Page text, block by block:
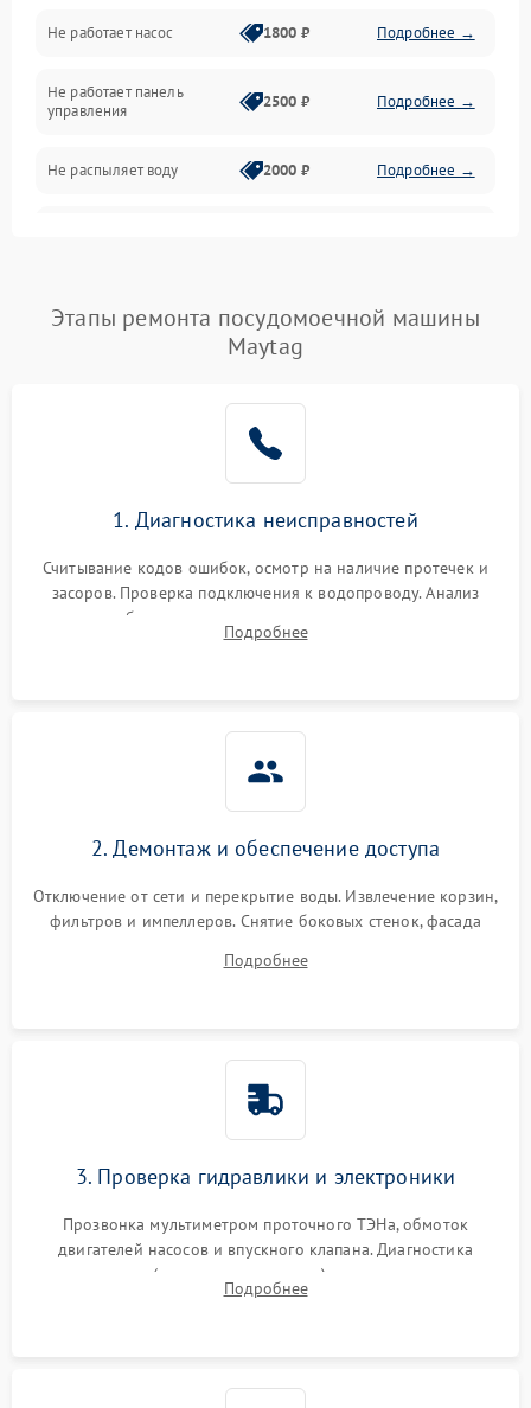
Вода
Гигиена
Программное обеспечение
Не работает насос 1800 ₽ Подробнее →
Не работает панель
управления
2500 ₽ Подробнее →
Не распыляет воду 2000 ₽ Подробнее →
Проблемы с набором
воды
1800 ₽ Подробнее →
1700 ₽
циркуляционным насосом
2100 ₽ Подробнее →
Этапы ремонта посудомоечной машины
Maytag
1. Диагностика неисправностей
Считывание кодов ошибок, осмотр на наличие протечек и
засоров. Проверка подключения к водопроводу. Анализ
жалоб на отсутствие слива, нагрева, вращения
разбрызгивателей или срабатывание системы защиты
Подробнее
2. Демонтаж и обеспечение доступа
Отключение от сети и перекрытие воды. Извлечение корзин,
фильтров и импеллеров. Снятие боковых стенок, фасада
циркуляционному насосу, ТЭНу и сливной помпе.
Подробнее
3. Проверка гидравлики и электроники
Прозвонка мультиметром проточного ТЭНа, обмоток
двигателей насосов и впускного клапана. Диагностика
прессостата (датчика уровня воды), датчика мутности,
концевика дверцы и электронного модуля управления.
Подробнее